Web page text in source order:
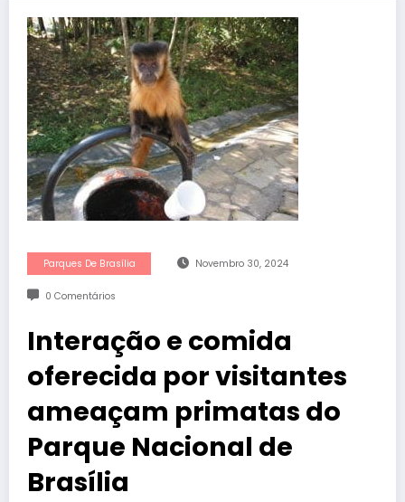
Parques De Brasília Novembro 30, 2024
0 Comentários
Interação e comida
oferecida por visitantes
ameaçam primatas do
Parque Nacional de
Brasília